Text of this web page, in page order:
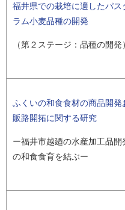
福井県での栽培に適したパス
ラム小麦品種の開発
（第２ステージ：品種の開発）
ふくいの和食食材の商品開発
販路開拓に関する研究
ー福井市越廼の水産加工品開
の和食食育を結ぶー